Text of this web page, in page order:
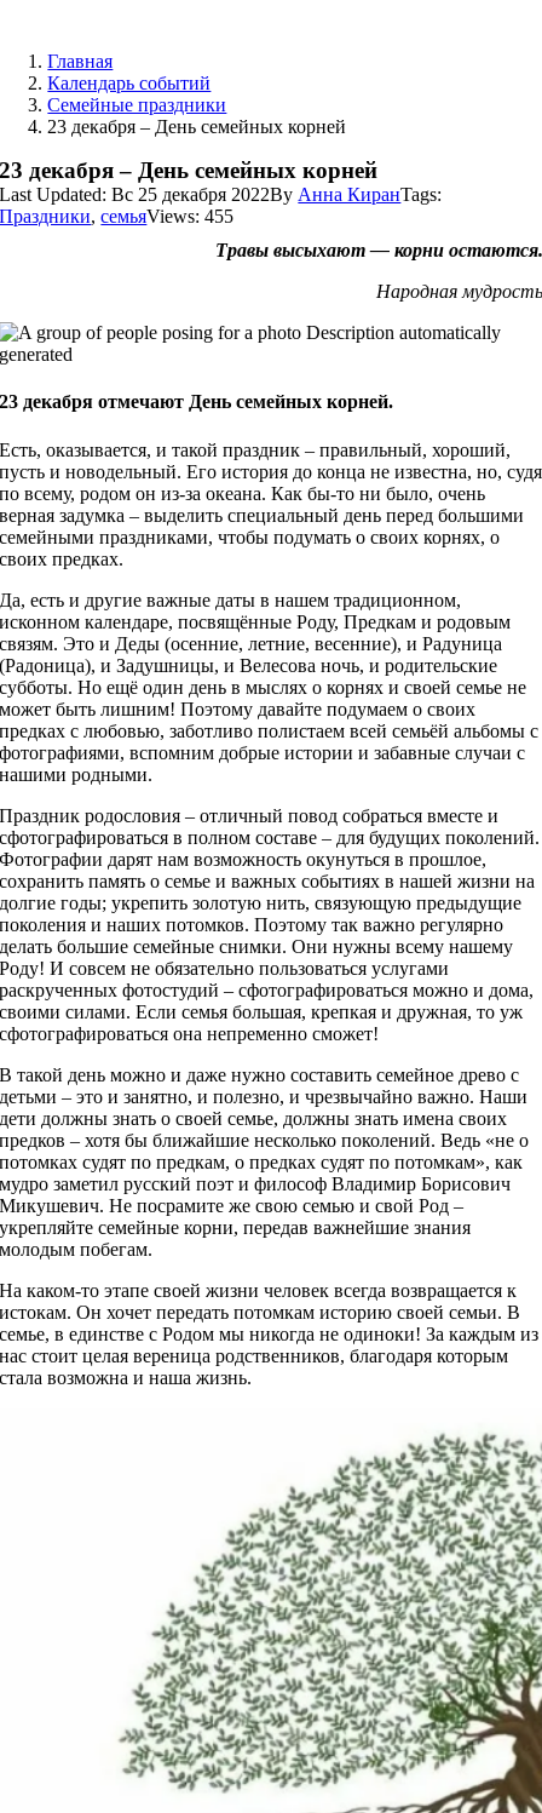
contentГлавная
Календарь событий
Семейные праздники
23 декабря – День семейных корней
23 декабря – День семейных корней
Last Updated: Вс 25 декабря 2022By Анна КиранTags:
Праздники,семьяViews: 455
Травы высыхают — корни остаются.
Народная мудрость
23 декабря отмечают День семейных корней.
Есть, оказывается, и такой праздник – правильный, хороший,
пусть и новодельный. Его история до конца не известна, но, судя
по всему, родом он из-за океана. Как бы-то ни было, очень
верная задумка – выделить специальный день перед большими
семейными праздниками, чтобы подумать о своих корнях, о
своих предках.
Да, есть и другие важные даты в нашем традиционном,
исконном календаре, посвящённые Роду, Предкам и родовым
связям. Это и Деды (осенние, летние, весенние), и Радуница
(Радоница), и Задушницы, и Велесова ночь, и родительские
субботы. Но ещё один день в мыслях о корнях и своей семье не
может быть лишним! Поэтому давайте подумаем о своих
предках с любовью, заботливо полистаем всей семьёй альбомы с
фотографиями, вспомним добрые истории и забавные случаи с
нашими родными.
Праздник родословия – отличный повод собраться вместе и
сфотографироваться в полном составе – для будущих поколений.
Фотографии дарят нам возможность окунуться в прошлое,
сохранить память о семье и важных событиях в нашей жизни на
долгие годы; укрепить золотую нить, связующую предыдущие
поколения и наших потомков. Поэтому так важно регулярно
делать большие семейные снимки. Они нужны всему нашему
Роду! И совсем не обязательно пользоваться услугами
раскрученных фотостудий – сфотографироваться можно и дома,
своими силами. Если семья большая, крепкая и дружная, то уж
сфотографироваться она непременно сможет!
В такой день можно и даже нужно составить семейное древо с
детьми – это и занятно, и полезно, и чрезвычайно важно. Наши
дети должны знать о своей семье, должны знать имена своих
предков – хотя бы ближайшие несколько поколений. Ведь «не о
потомках судят по предкам, о предках судят по потомкам», как
мудро заметил русский поэт и философ Владимир Борисович
Микушевич. Не посрамите же свою семью и свой Род –
укрепляйте семейные корни, передав важнейшие знания
молодым побегам.
На каком-то этапе своей жизни человек всегда возвращается к
истокам. Он хочет передать потомкам историю своей семьи. В
семье, в единстве с Родом мы никогда не одиноки! За каждым из
нас стоит целая вереница родственников, благодаря которым
стала возможна и наша жизнь.